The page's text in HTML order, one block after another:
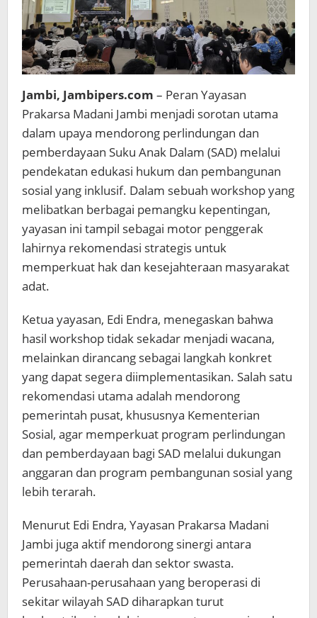
Jambi, Jambipers.com – Peran Yayasan
Prakarsa Madani Jambi menjadi sorotan utama
dalam upaya mendorong perlindungan dan
pemberdayaan Suku Anak Dalam (SAD) melalui
pendekatan edukasi hukum dan pembangunan
sosial yang inklusif. Dalam sebuah workshop yang
melibatkan berbagai pemangku kepentingan,
yayasan ini tampil sebagai motor penggerak
lahirnya rekomendasi strategis untuk
memperkuat hak dan kesejahteraan masyarakat
adat.
Ketua yayasan, Edi Endra, menegaskan bahwa
hasil workshop tidak sekadar menjadi wacana,
melainkan dirancang sebagai langkah konkret
yang dapat segera diimplementasikan. Salah satu
rekomendasi utama adalah mendorong
pemerintah pusat, khususnya Kementerian
Sosial, agar memperkuat program perlindungan
dan pemberdayaan bagi SAD melalui dukungan
anggaran dan program pembangunan sosial yang
lebih terarah.
Menurut Edi Endra, Yayasan Prakarsa Madani
Jambi juga aktif mendorong sinergi antara
pemerintah daerah dan sektor swasta.
Perusahaan-perusahaan yang beroperasi di
sekitar wilayah SAD diharapkan turut